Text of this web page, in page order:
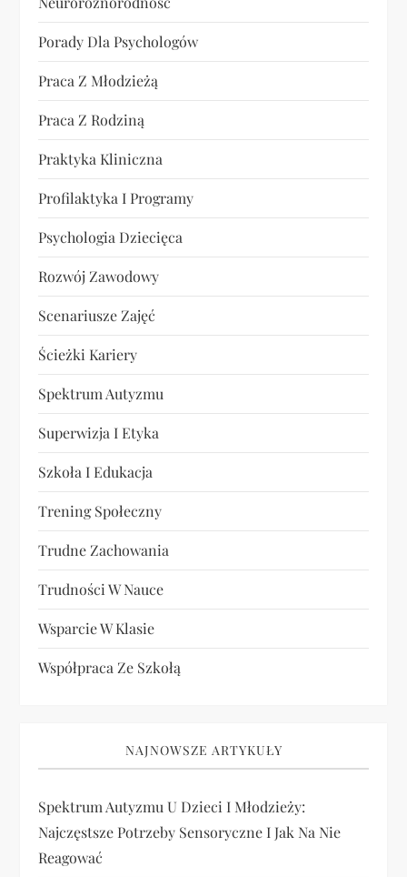
Porady Dla Psychologów
Praca Z Młodzieżą
Praca Z Rodziną
Praktyka Kliniczna
Profilaktyka I Programy
Psychologia Dziecięca
Rozwój Zawodowy
Scenariusze Zajęć
Ścieżki Kariery
Spektrum Autyzmu
Superwizja I Etyka
Szkoła I Edukacja
Trening Społeczny
Trudne Zachowania
Trudności W Nauce
Wsparcie W Klasie
Współpraca Ze Szkołą
NAJNOWSZE ARTYKUŁY
Spektrum Autyzmu U Dzieci I Młodzieży:
Najczęstsze Potrzeby Sensoryczne I Jak Na Nie
Reagować